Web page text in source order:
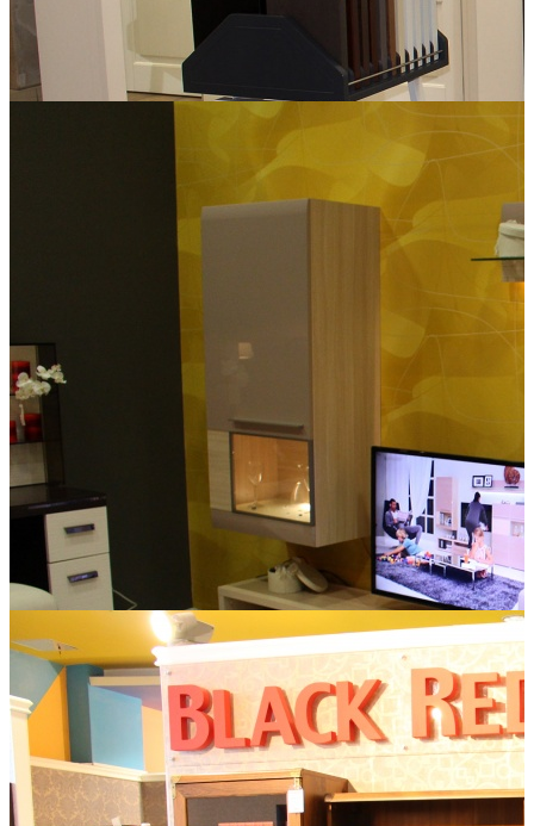
Бландо, Сеть-М, Марис
Двери Волховец
Межкомнатные двери ВОЛХОВЕЦ